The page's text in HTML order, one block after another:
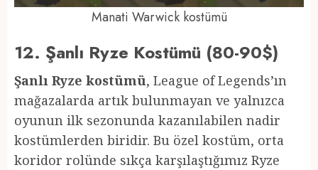
Manati Warwick kostümü
12. Şanlı Ryze Kostümü (80-90$)
Şanlı Ryze kostümü, League of Legends’ın
mağazalarda artık bulunmayan ve yalnızca
oyunun ilk sezonunda kazanılabilen nadir
kostümlerden biridir. Bu özel kostüm, orta
koridor rolünde sıkça karşılaştığımız Ryze